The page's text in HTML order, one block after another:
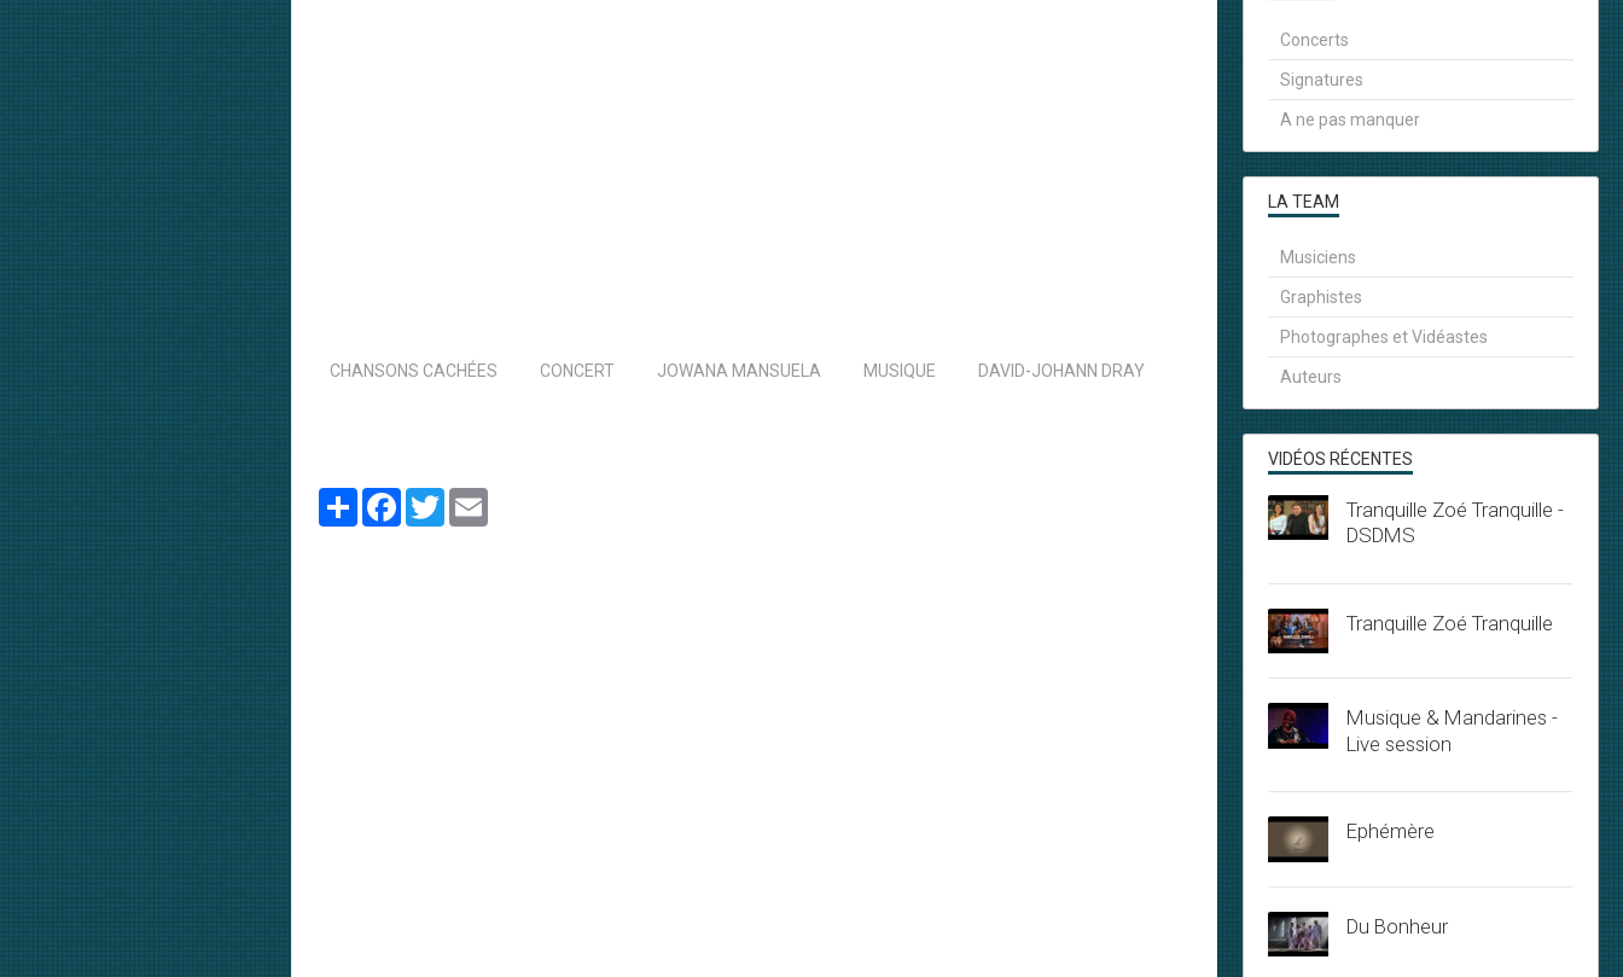
CHANSONS CACHÉES CONCERT JOWANA MANSUELA MUSIQUE DAVID-JOHANN DRAY
PartagerFacebook
TwitterEmail
Concerts
Signatures
A ne pas manquer
LA TEAM
Musiciens
Graphistes
Photographes et Vidéastes
Auteurs
VIDÉOS RÉCENTES
Tranquille Zoé Tranquille -
DSDMS
Tranquille Zoé Tranquille
Musique & Mandarines -
Live session
Ephémère
Du Bonheur